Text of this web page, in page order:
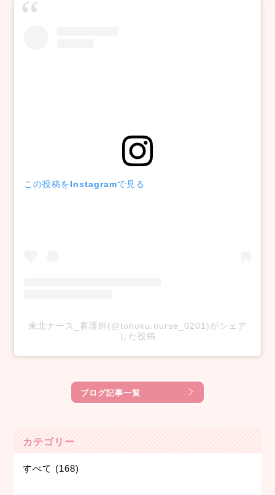
この投稿をInstagramで見る
東北ナース_看護師(@tohoku.nurse_0201)がシェア
した投稿
ブログ記事一覧
カテゴリー
すべて (168)